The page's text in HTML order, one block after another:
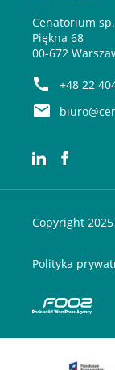
Cenatorium
Piękna 68
00-672
+48 22
Copyright
Polityka